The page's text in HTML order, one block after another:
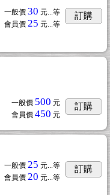
一般價 30 元... 等
會員價 25 元... 等
訂購
一般價 500 元
會員價 450 元
訂購
一般價 25 元...等
會員價 20 元...等
訂購